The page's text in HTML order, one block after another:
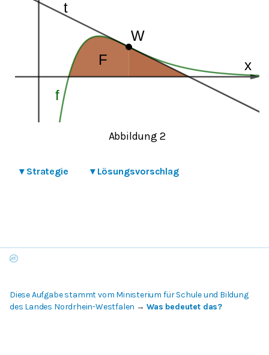
Abbildung 2
▾ Strategie ▾ Lösungsvorschlag
Diese Aufgabe stammt vom Ministerium für Schule und Bildung
des Landes Nordrhein-Westfalen → Was bedeutet das?